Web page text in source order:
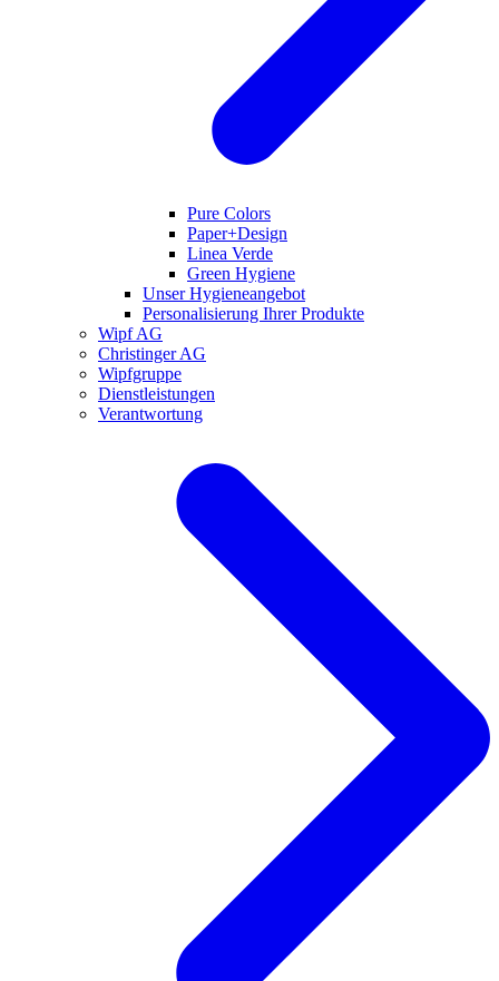
Pure Colors
Paper+Design
Linea Verde
Green Hygiene
Unser Hygieneangebot
Personalisierung Ihrer Produkte
Wipf AG
Christinger AG
Wipfgruppe
Dienstleistungen
Verantwortung